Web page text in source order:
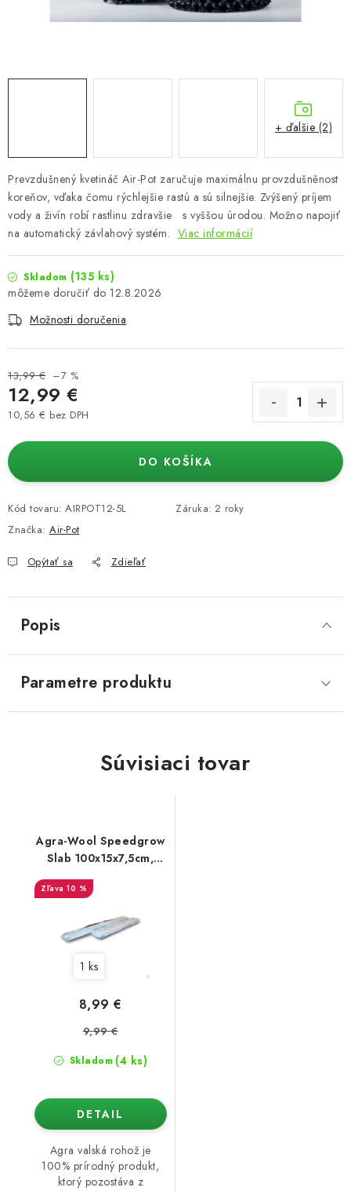
Podmienky o ochrane osobných údajov
Prevzdušnený kvetináč Air-Pot zaručuje maximálnu provzdušněnost
koreňov, vďaka čomu rýchlejšie rastú a sú silnejšie. Zvýšený príjem
vody a živín robí rastlinu zdravšie s vyššou úrodou. Možno napojiť
na automatický závlahový systém. Viac informácií
Skladom (135 ks)
12.8.2026
Možnosti doručenia
13,99 € –7 %
12,99 €
10,56 € bez DPH
DO KOŠÍKA
Kód tovaru: AIRPOT12-5L Záruka: 2 roky
Značka: Air-Pot
Opýtať sa Zdieľať
+ ďalšie (2)
Popis
Parametre produktu
Súvisiaci tovar
Agra-Wool Speedgrow
Slab 100x15x7,5cm,
rohož
10 %
1 ks
Skladom (4 ks)
8,99 €
9,99 €
DETAIL
Agra valská rohož je
100% prírodný produkt,
ktorý pozostáva z